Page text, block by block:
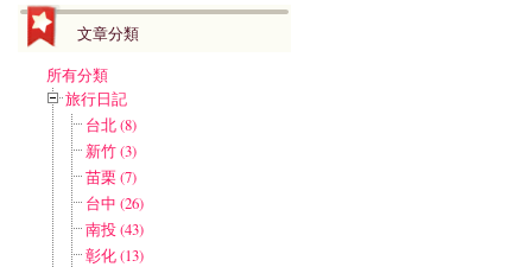
文章分類
所有分類
旅行日記
台北 (8)
新竹 (3)
苗栗 (7)
台中 (26)
南投 (43)
彰化 (13)